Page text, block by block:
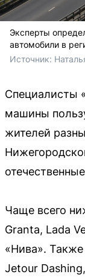
Эксперты
автомобили в
Источник:
Специалисты
машины
жителей
Чаще всего
Granta, Lada
«Нива».
Jetour